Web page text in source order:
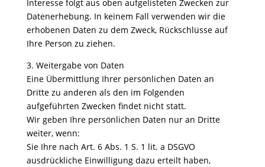
Interesse folgt aus oben aufgelisteten Zwecken zur
Datenerhebung. In keinem Fall verwenden wir die
erhobenen Daten zu dem Zweck, Rückschlüsse auf
Ihre Person zu ziehen.
3. Weitergabe von Daten
Eine Übermittlung Ihrer persönlichen Daten an
Dritte zu anderen als den im Folgenden
aufgeführten Zwecken findet nicht statt.
Wir geben Ihre persönlichen Daten nur an Dritte
weiter, wenn:
Sie Ihre nach Art. 6 Abs. 1 S. 1 lit. a DSGVO
ausdrückliche Einwilligung dazu erteilt haben,